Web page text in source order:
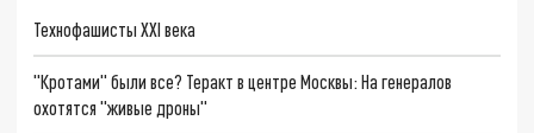
Технофашисты XXI века
"Кротами" были все? Теракт в центре Москвы: На генералов
охотятся "живые дроны"